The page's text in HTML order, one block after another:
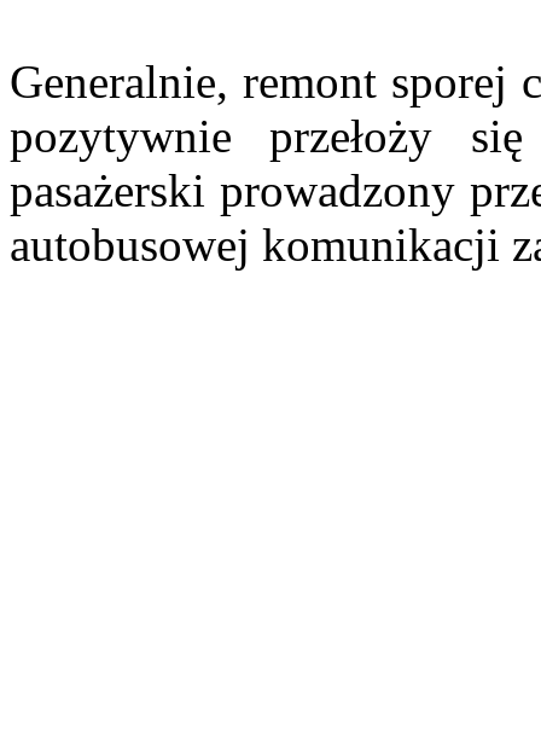
Generalnie, remont
pozytywnie przełoży
pasażerski prowadzony
autobusowej komunikacji